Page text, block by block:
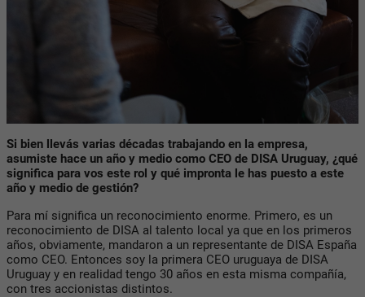
Si bien llevás varias décadas trabajando en la empresa,
asumiste hace un año y medio como CEO de DISA Uruguay, ¿qué
significa para vos este rol y qué impronta le has puesto a este
año y medio de gestión?
Para mí significa un reconocimiento enorme. Primero, es un
reconocimiento de DISA al talento local ya que en los primeros
años, obviamente, mandaron a un representante de DISA España
como CEO. Entonces soy la primera CEO uruguaya de DISA
Uruguay y en realidad tengo 30 años en esta misma compañía,
con tres accionistas distintos.